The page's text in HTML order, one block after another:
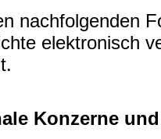
nachfolgenden
elektronisch
Konzerne